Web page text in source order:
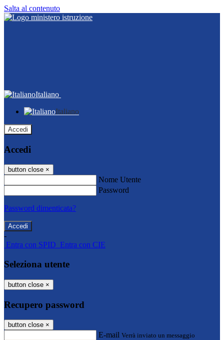
Salta al contenuto
Italiano
Italiano
Accedi
Accedi
button close ×
Nome Utente
Password
Password dimenticata?
-
Entra con SPID Entra con CIE
Seleziona utente
button close ×
Recupero password
button close ×
E-mail Verrà inviato un messaggio